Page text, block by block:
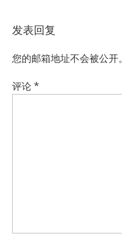
发表回复
您的邮箱地址不会被公开。
评论*